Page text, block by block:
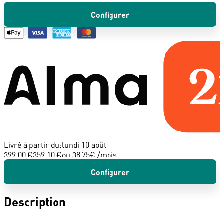
Configurer
Livré à partir du:lundi 10 août
399.00 €359.10 €ou 38.75€ /mois
Configurer
Description